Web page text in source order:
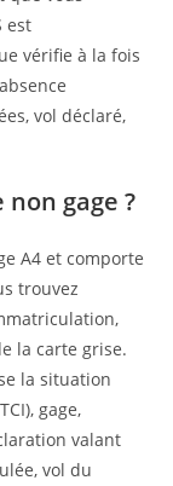
est
vérifie à la fois
vol déclaré,
gage ?
A4 et comporte
trouvez
la carte grise.
la situation
gage,
valant
vol du